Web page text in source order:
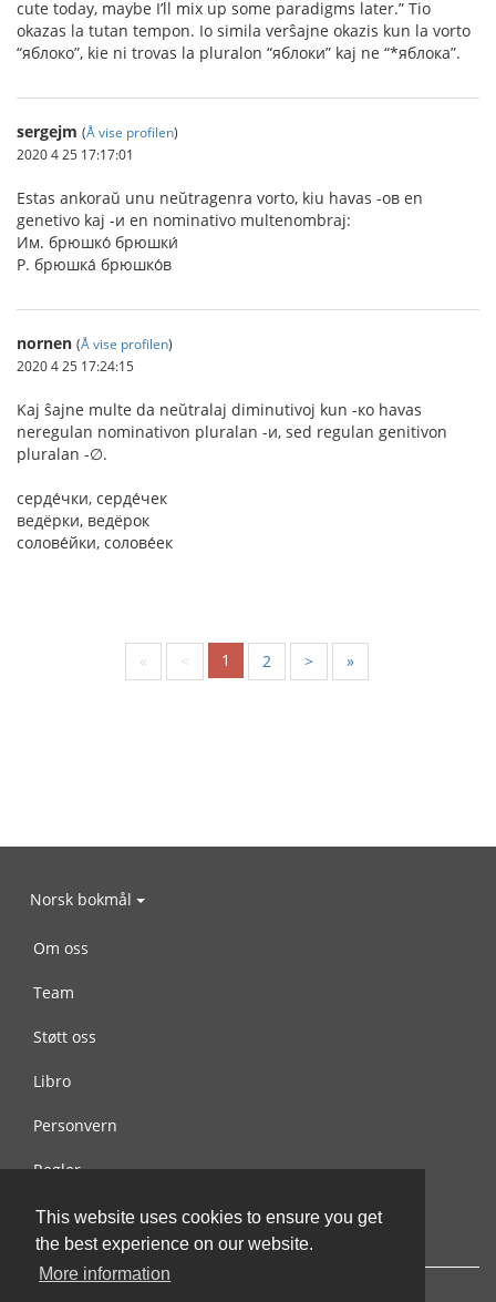
This website uses cookies to ensure you get
the best experience on our website.
More information
cute today, maybe I’ll mix up some paradigms later.” Tio
okazas la tutan tempon. Io simila verŝajne okazis kun la vorto
“яблоко”, kie ni trovas la pluralon “яблоки” kaj ne “*яблока”.
sergejm (Å vise profilen)
2020 4 25 17:17:01
Estas ankoraŭ unu neŭtragenra vorto, kiu havas -ов en
genetivo kaj -и en nominativo multenombraj:
Им. брюшко́ брюшки́
Р. брюшка́ брюшко́в
nornen (Å vise profilen)
2020 4 25 17:24:15
Kaj ŝajne multe da neŭtralaj diminutivoj kun -ко havas
neregulan nominativon pluralan -и, sed regulan genitivon
pluralan -∅.
серде́чки, серде́чек
ведёрки, ведёрок
солове́йки, солове́ек
« < 1 2 > »
Norsk bokmål
Om oss
Team
Støtt oss
Libro
Personvern
Regler
Kontakt oss